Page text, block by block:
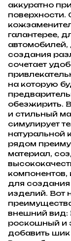
аккуратно
галантерее,
автомобилей,
создания
сочетает
на которую
обезжирить.
и стильный
симулирует
натуральной
рядом
материал,
для
изделий. Вот
внешний вид:
роскошный и
добавить шик